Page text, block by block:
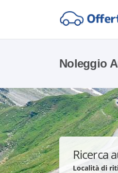
Noleggio
Ricerca
Località di